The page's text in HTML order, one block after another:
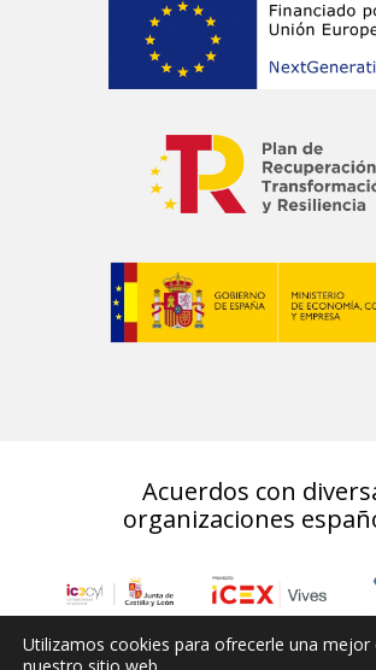
Acuerdos con
organizaciones
Utilizamos cookies para ofrecerle una mejor